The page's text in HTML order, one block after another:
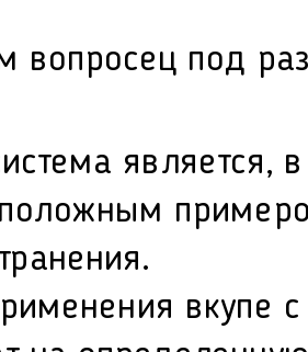
вопросец под
является,
вкупе